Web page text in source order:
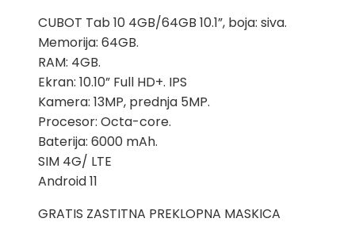
bila
je:
je:
CUBOT Tab 10 4GB/64GB 10.1”, boja: siva.
Memorija: 64GB.
RAM: 4GB.
Ekran: 10.10” Full HD+. IPS
Kamera: 13MP, prednja 5MP.
Procesor: Octa-core.
Baterija: 6000 mAh.
SIM 4G/ LTE
Android 11
GRATIS ZASTITNA PREKLOPNA MASKICA